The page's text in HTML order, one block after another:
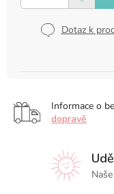
Dotaz k
Informace o
dopravě